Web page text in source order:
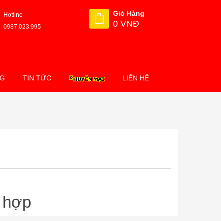
Hotline
0987.023.995
Giỏ Hàng
0 VNĐ
TIN TỨC LIÊN HỆ